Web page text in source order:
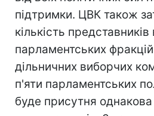
підтримки. ЦВК також
кількість представників
парламентських фракцій
дільничних виборчих
п'яти парламентських
буде присутня однакова